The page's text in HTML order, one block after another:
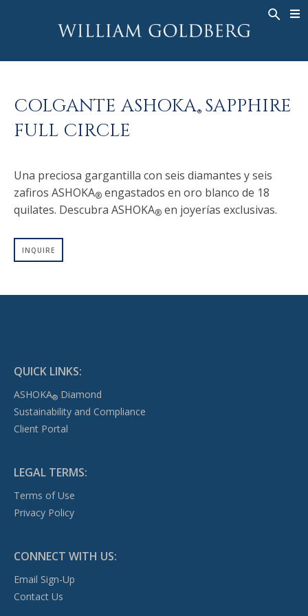
ALTA JOYERÍA
ANILLO PARA HOMBRE
COLLARES
PENDIENTES
PULSERAS
DIAMANTES FANTASÍA
ASHOKA JOYERÍA
ANILLOS
BANDS
COLLARES
COLGANTES
PULSERAS
RELOJES
HISTORIA
ASHOKA®
COLGANTE ASHOKA®SAPPHIRE
FULL CIRCLE
Una preciosa gargantilla con seis diamantes y seis
zafiros ASHOKA®engastados en oro blanco de 18
quilates. Descubra ASHOKA®en joyerías exclusivas.
INQUIRE
QUICK LINKS:
ASHOKA®Diamond
Sustainability and Compliance
Client Portal
LEGAL TERMS:
Terms of Use
Privacy Policy
CONNECT WITH US:
Email Sign-Up
Contact Us